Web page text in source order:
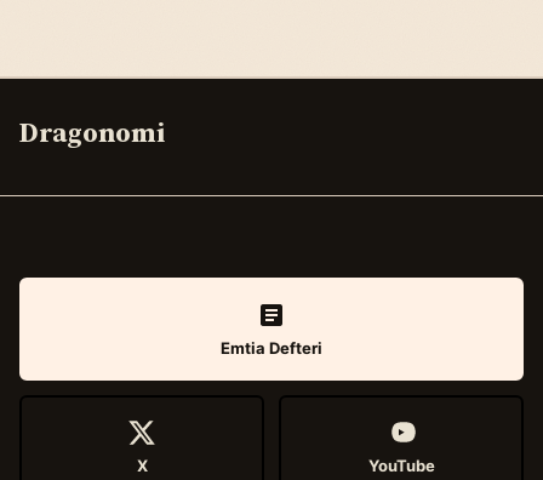
Dragonomi
Emtia Defteri
X YouTube